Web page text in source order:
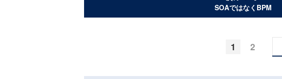
SOAではなくBPM
1 2